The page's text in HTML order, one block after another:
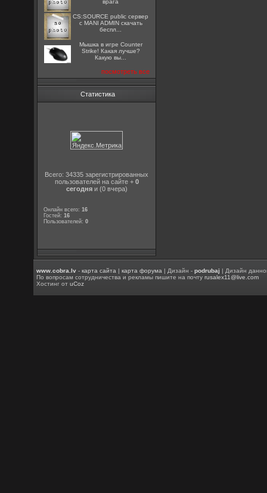
врага
CS:SOURCE public сервер
с MANI ADMIN скачать
беспл...
Мышка в игре Counter
Strike! Какая лучше?
Какую вы...
посмотреть все
Статистика
Всего: 34335 зарегистрированных
пользователей на сайте + 0
сегодняи (0 вчера)
Онлайн всего:16
Гостей:16
Пользователей:0
www.cobra.lv -карта сайта |карта форума | Дизайн -podrubaj | Дизайн
По вопросам сотрудничества и рекламы пишите на почтуrusalex11@live.com
Хостинг отuCoz